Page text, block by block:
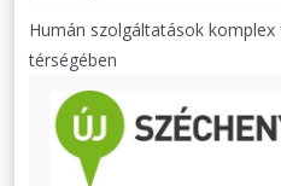
Humán szolgáltatások
térségében